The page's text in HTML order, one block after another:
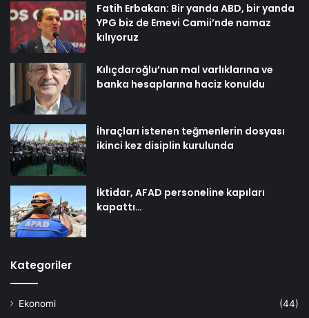
Fatih Erbakan: Bir yanda ABD, bir yanda
YPG biz de Emevi Camii’nde namaz
kılıyoruz
Kılıçdaroğlu’nun mal varlıklarına ve
banka hesaplarına haciz konuldu
İhraçları istenen teğmenlerin dosyası
ikinci kez disiplin kurulunda
İktidar, AFAD personeline kapıları
kapattı…
Kategoriler
Ekonomi
(44)